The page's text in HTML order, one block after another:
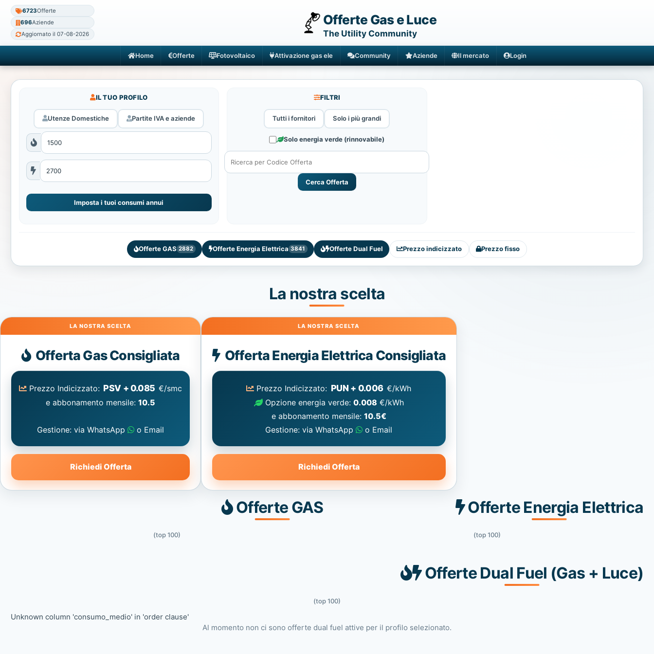
6723Offerte
696Aziende
Aggiornato il 07-08-2026
Offerte Gas e Luce
The Utility Community
Home Offerte Fotovoltaico Attivazione gas ele Community Aziende Il mercato Login
IL TUO PROFILO
Utenze Domestiche Partite IVA e aziende
Imposta i tuoi consumi annui
FILTRI
Tutti i fornitori Solo i più grandi
Solo energia verde (rinnovabile)
Cerca Offerta
Offerte GAS 2882 Offerte Energia Elettrica 3841 Offerte Dual Fuel Prezzo indicizzato Prezzo fisso
La nostra scelta
Gas
Offerta Gas Consigliata
Prezzo Indicizzato: PSV + 0.085 €/smc
e abbonamento mensile:10.5
Gestione: via WhatsApp o Email
Richiedi Offerta
Energia
Elettrica
consigliata
Offerta Energia Elettrica Consigliata
Prezzo Indicizzato: PUN + 0.006 €/kWh
Opzione energia verde: 0.008 €/kWh
e abbonamento mensile: 10.5€
Gestione: via WhatsApp
o Email
Richiedi Offerta
Offerte GAS
(top 100)
Offerte Energia Elettrica
(top 100)
Offerte Dual Fuel (Gas + Luce)
(top 100)
Unknown column 'consumo_medio' in 'order clause'
Al momento non ci sono offerte dual fuel attive per il profilo selezionato.